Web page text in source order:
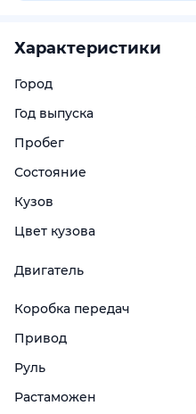
Характеристики
Город
Год выпуска
Пробег
Состояние
Кузов
Цвет кузова
Двигатель
Коробка передач
Привод
Руль
Растаможен